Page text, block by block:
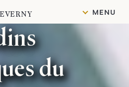
MENU
du